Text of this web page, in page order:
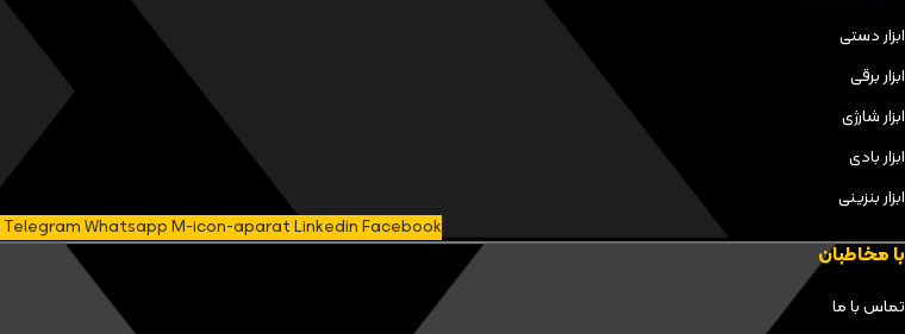
ابزار دستی
ابزار برقی
ابزار شارژی
ابزار بادی
ابزار بنزینی
TelegramWhatsappM-icon-aparatLinkedinFacebook
با مخاطبان
تماس با ما